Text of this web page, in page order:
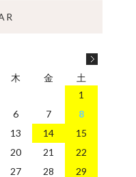
木 金
土
1
6 7
8
13 14
15
20 21
22
27 28 29